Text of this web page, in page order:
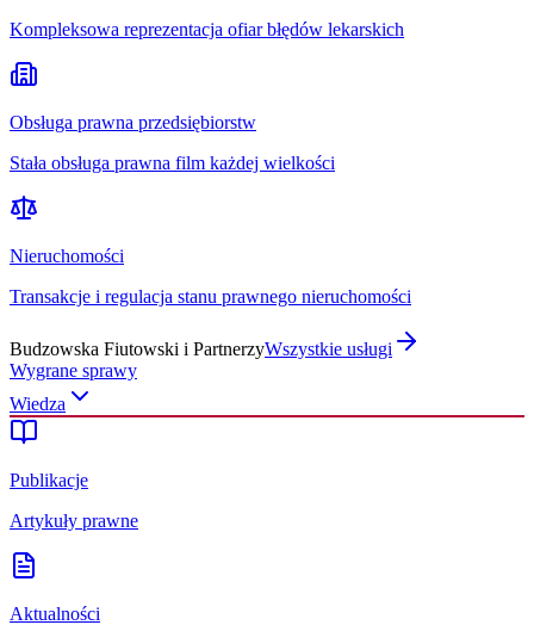
Kompleksowa reprezentacja ofiar błędów lekarskich
Obsługa prawna przedsiębiorstw
Stała obsługa prawna film każdej wielkości
Nieruchomości
Transakcje i regulacja stanu prawnego nieruchomości
Budzowska Fiutowski i PartnerzyWszystkie usługi
Wygrane sprawy
Wiedza
Publikacje
Artykuły prawne
Aktualności